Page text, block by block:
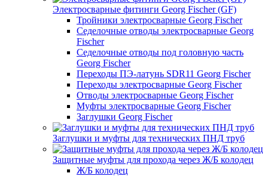
Электросварные фитинги Georg Fischer (GF)
Тройники электросварные Georg Fischer
Седелочные отводы электросварные Georg
Fischer
Седелочные отводы под головную часть
Georg Fischer
Переходы ПЭ-латунь SDR11 Georg Fischer
Переходы электросварные Georg Fischer
Отводы электросварные Georg Fischer
Муфты электросварные Georg Fischer
Заглушки Georg Fischer
Заглушки и муфты для технических ПНД труб
Защитные муфты для прохода через Ж/Б колодец
Ж/Б колодец